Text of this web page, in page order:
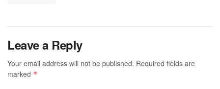
Leave a Reply
Your email address will not be published. Required fields are
marked *